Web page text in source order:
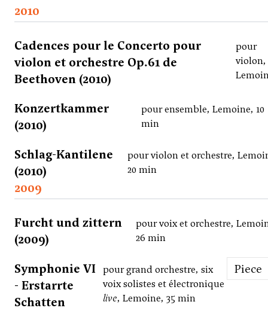
2010
Cadences pour le Concerto pour
violon et orchestre Op.61 de
Beethoven (2010)
pour
violon,
Konzertkammer
(2010)
pour ensemble, Lemoine, 10
min
Schlag-Kantilene
(2010)
pour violon et orchestre,
20 min
2009
Furcht und zittern
(2009)
pour voix et orchestre,
26 min
Symphonie VI
- Erstarrte
Schatten
pour grand orchestre, six
voix solistes et électronique
live, Lemoine, 35 min
Piece